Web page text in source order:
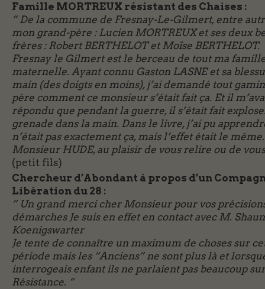
Famille MORTREUX résistant des Chaises :
” De la commune de Fresnay-Le-Gilmert, entre
mon grand-père : Lucien MORTREUX et ses deux
frères : Robert BERTHELOT et Moïse BERTHELOT.
Fresnay le Gilmert est le berceau de tout ma
maternelle. Ayant connu Gaston LASNE et sa
main (des doigts en moins), j’ai demandé tout
père comment ce monsieur s’était fait ça. Et il
répondu que pendant la guerre, il s’était fait
grenade dans la main. Dans le livre, j’ai pu
n’était pas exactement ça, mais l’effet était le même.
Monsieur HUDE, au plaisir de vous relire ou de
(petit fils)
Chercheur d’Abondant à propos d’un
Libération du 28 :
” Un grand merci cher Monsieur pour vos
démarches Je suis en effet en contact avec M.
Koenigswarter
Je tente de connaître un maximum de choses sur
période mais les “Anciens” ne sont plus là et
interrogeais enfant ils ne parlaient pas beaucoup
Résistance. “